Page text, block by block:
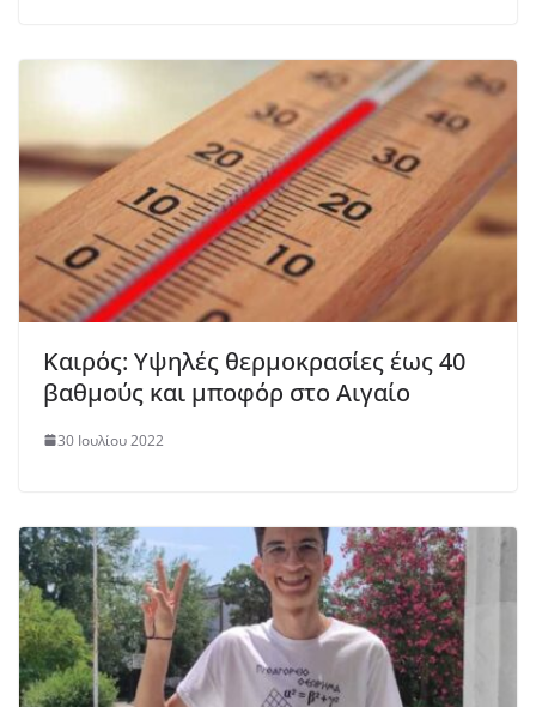
Καιρός: Υψηλές θερμοκρασίες έως 40
βαθμούς και μποφόρ στο Αιγαίο
30 Ιουλίου 2022